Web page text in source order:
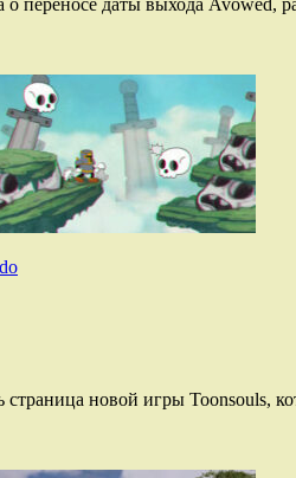
о переносе даты выхода Avowed,
страница новой игры Toonsouls,